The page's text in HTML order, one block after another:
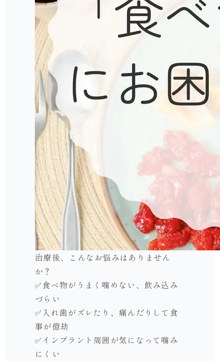
治療後、こんなお悩みはありません
か？
✅食べ物がうまく噛めない、飲み込み
づらい
✅入れ歯がズレたり、痛んだりして食
事が億劫
✅インプラント周囲が気になって噛み
にくい